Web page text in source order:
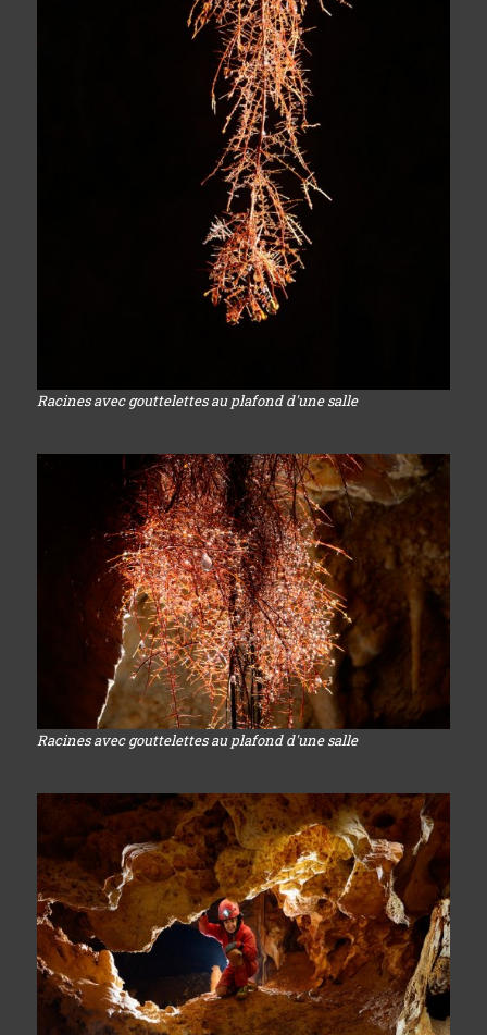
Racines avec gouttelettes au plafond d'une salle
Racines avec gouttelettes au plafond d'une salle